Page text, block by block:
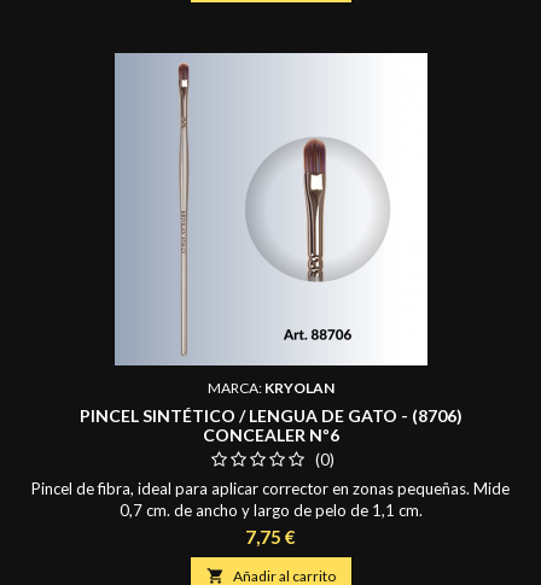
MARCA: KRYOLAN
PINCEL SINTÉTICO / LENGUA DE GATO - (8706)
CONCEALER Nº6
(0)
Pincel de fibra, ideal para aplicar corrector en zonas pequeñas. Mide
0,7 cm. de ancho y largo de pelo de 1,1 cm.
Precio
7,75 €
 Añadir al carrito